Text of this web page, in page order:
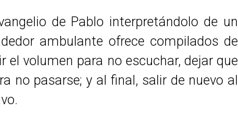
de Pablo interpretándolo de un
ambulante ofrece compilados de
el volumen para no escuchar, dejar que
no pasarse; y al final, salir de nuevo al